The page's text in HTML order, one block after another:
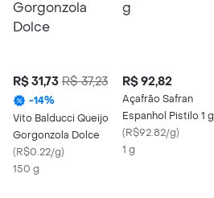
R$ 31,73 R$ 37,23
-14%
Vito Balducci Queijo
Gorgonzola Dolce
(R$0.22/g)
150 g
R$ 92,82
Açafrão Safran
Espanhol Pistilo 1 g
(R$92.82/g)
1 g